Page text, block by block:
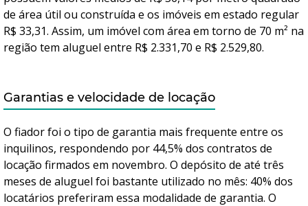
de área útil ou construída e os imóveis em estado regular
R$ 33,31. Assim, um imóvel com área em torno de 70 m² na
região tem aluguel entre R$ 2.331,70 e R$ 2.529,80.
Garantias e velocidade de locação
O fiador foi o tipo de garantia mais frequente entre os
inquilinos, respondendo por 44,5% dos contratos de
locação firmados em novembro. O depósito de até três
meses de aluguel foi bastante utilizado no mês: 40% dos
locatários preferiram essa modalidade de garantia. O